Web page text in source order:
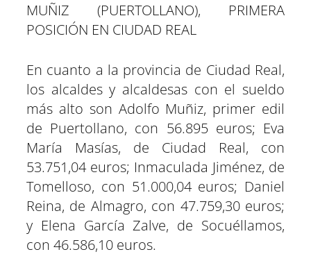
MUÑIZ (PUERTOLLANO), PRIMERA
POSICIÓN EN CIUDAD REAL
En cuanto a la provincia de Ciudad Real,
los alcaldes y alcaldesas con el sueldo
más alto son Adolfo Muñiz, primer edil
de Puertollano, con 56.895 euros; Eva
María Masías, de Ciudad Real, con
53.751,04 euros; Inmaculada Jiménez, de
Tomelloso, con 51.000,04 euros; Daniel
Reina, de Almagro, con 47.759,30 euros;
y Elena García Zalve, de Socuéllamos,
con 46.586,10 euros.